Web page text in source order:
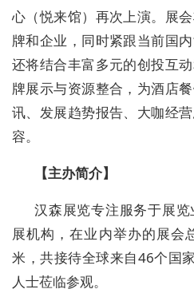
心 （悦来馆） 再次上演。展
牌和企业，同时紧跟当前国
还将结合丰富多元的创投互
牌展示与资源整合，为酒店
讯、发展趋势报告、大咖经
容。
【主办简介】
汉森展览专注服务于展览
展机构，在业内举办的展会
米，共接待全球来自46个国
人士莅临参观。